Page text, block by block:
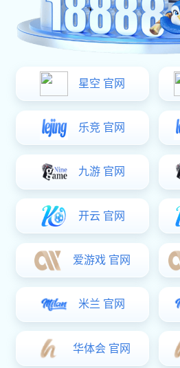
彩神 电话
hm.src = "https://hm.baidu.com/
s =
s); })();